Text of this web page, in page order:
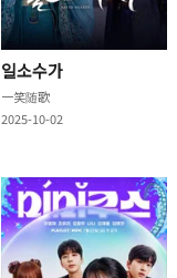
일소수가
一笑随歌
2025-10-02